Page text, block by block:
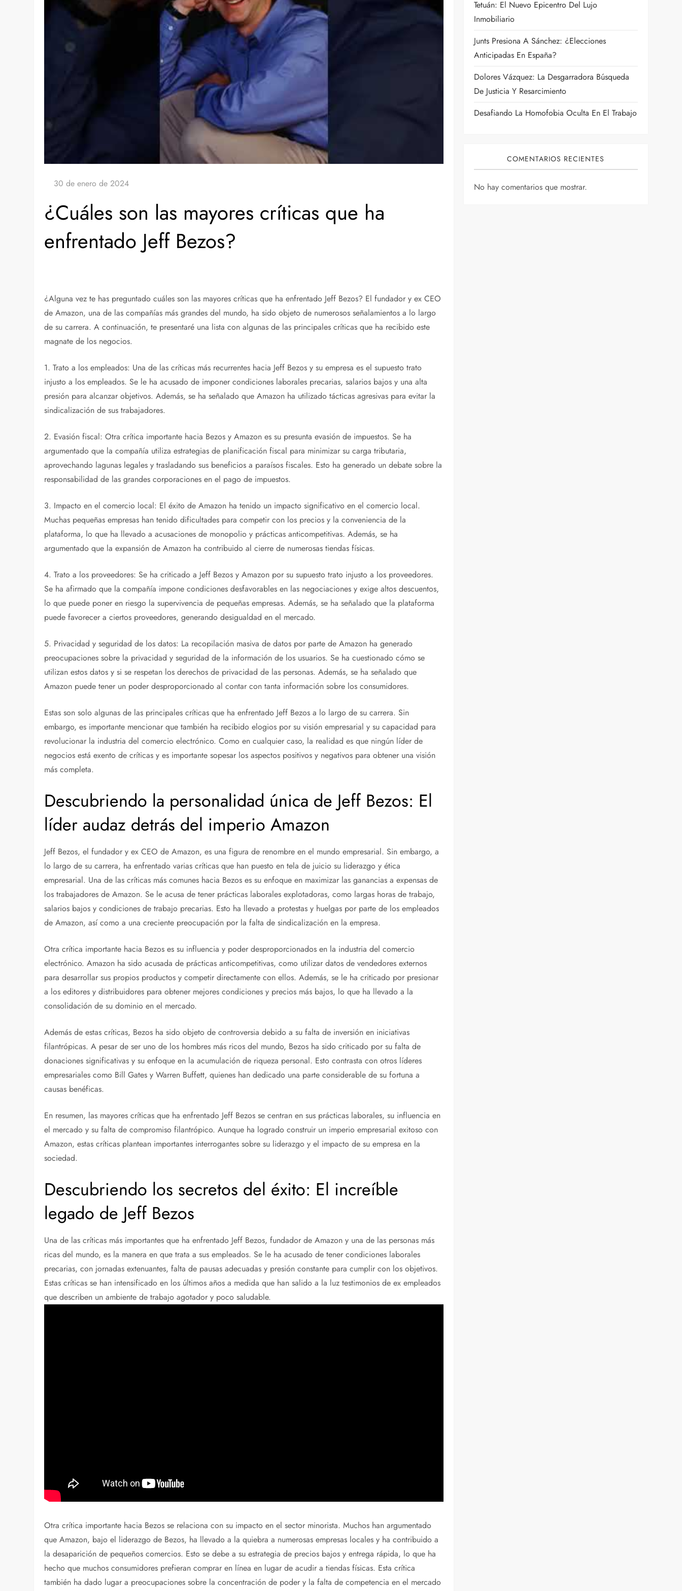
¿Cuáles son las mayores críticas que ha
enfrentado Jeff Bezos?
¿Alguna vez te has preguntado cuáles son las mayores críticas que ha enfrentado Jeff Bezos? El fundador y ex CEO
de Amazon, una de las compañías más grandes del mundo, ha sido objeto de numerosos señalamientos a lo largo
de su carrera. A continuación, te presentaré una lista con algunas de las principales críticas que ha recibido este
magnate de los negocios.
1. Trato a los empleados: Una de las críticas más recurrentes hacia Jeff Bezos y su empresa es el supuesto trato
injusto a los empleados. Se le ha acusado de imponer condiciones laborales precarias, salarios bajos y una alta
presión para alcanzar objetivos. Además, se ha señalado que Amazon ha utilizado tácticas agresivas para evitar la
sindicalización de sus trabajadores.
2. Evasión fiscal: Otra crítica importante hacia Bezos y Amazon es su presunta evasión de impuestos. Se ha
argumentado que la compañía utiliza estrategias de planificación fiscal para minimizar su carga tributaria,
aprovechando lagunas legales y trasladando sus beneficios a paraísos fiscales. Esto ha generado un debate sobre la
responsabilidad de las grandes corporaciones en el pago de impuestos.
3. Impacto en el comercio local: El éxito de Amazon ha tenido un impacto significativo en el comercio local.
Muchas pequeñas empresas han tenido dificultades para competir con los precios y la conveniencia de la
plataforma, lo que ha llevado a acusaciones de monopolio y prácticas anticompetitivas. Además, se ha
argumentado que la expansión de Amazon ha contribuido al cierre de numerosas tiendas físicas.
4. Trato a los proveedores: Se ha criticado a Jeff Bezos y Amazon por su supuesto trato injusto a los proveedores.
Se ha afirmado que la compañía impone condiciones desfavorables en las negociaciones y exige altos descuentos,
lo que puede poner en riesgo la supervivencia de pequeñas empresas. Además, se ha señalado que la plataforma
puede favorecer a ciertos proveedores, generando desigualdad en el mercado.
5. Privacidad y seguridad de los datos: La recopilación masiva de datos por parte de Amazon ha generado
preocupaciones sobre la privacidad y seguridad de la información de los usuarios. Se ha cuestionado cómo se
utilizan estos datos y si se respetan los derechos de privacidad de las personas. Además, se ha señalado que
Amazon puede tener un poder desproporcionado al contar con tanta información sobre los consumidores.
Estas son solo algunas de las principales críticas que ha enfrentado Jeff Bezos a lo largo de su carrera. Sin
embargo, es importante mencionar que también ha recibido elogios por su visión empresarial y su capacidad para
revolucionar la industria del comercio electrónico. Como en cualquier caso, la realidad es que ningún líder de
negocios está exento de críticas y es importante sopesar los aspectos positivos y negativos para obtener una visión
más completa.
Descubriendo la personalidad única de Jeff Bezos: El
líder audaz detrás del imperio Amazon
Jeff Bezos, el fundador y ex CEO de Amazon, es una figura de renombre en el mundo empresarial. Sin embargo, a
lo largo de su carrera, ha enfrentado varias críticas que han puesto en tela de juicio su liderazgo y ética
empresarial. Una de las críticas más comunes hacia Bezos es su enfoque en maximizar las ganancias a expensas de
los trabajadores de Amazon. Se le acusa de tener prácticas laborales explotadoras, como largas horas de trabajo,
salarios bajos y condiciones de trabajo precarias. Esto ha llevado a protestas y huelgas por parte de los empleados
de Amazon, así como a una creciente preocupación por la falta de sindicalización en la empresa.
Otra crítica importante hacia Bezos es su influencia y poder desproporcionados en la industria del comercio
electrónico. Amazon ha sido acusada de prácticas anticompetitivas, como utilizar datos de vendedores externos
para desarrollar sus propios productos y competir directamente con ellos. Además, se le ha criticado por presionar
a los editores y distribuidores para obtener mejores condiciones y precios más bajos, lo que ha llevado a la
consolidación de su dominio en el mercado.
Además de estas críticas, Bezos ha sido objeto de controversia debido a su falta de inversión en iniciativas
filantrópicas. A pesar de ser uno de los hombres más ricos del mundo, Bezos ha sido criticado por su falta de
donaciones significativas y su enfoque en la acumulación de riqueza personal. Esto contrasta con otros líderes
empresariales como Bill Gates y Warren Buffett, quienes han dedicado una parte considerable de su fortuna a
causas benéficas.
En resumen, las mayores críticas que ha enfrentado Jeff Bezos se centran en sus prácticas laborales, su influencia en
el mercado y su falta de compromiso filantrópico. Aunque ha logrado construir un imperio empresarial exitoso con
Amazon, estas críticas plantean importantes interrogantes sobre su liderazgo y el impacto de su empresa en la
sociedad.
Descubriendo los secretos del éxito: El increíble
legado de Jeff Bezos
Una de las críticas más importantes que ha enfrentado Jeff Bezos, fundador de Amazon y una de las personas más
ricas del mundo, es la manera en que trata a sus empleados. Se le ha acusado de tener condiciones laborales
precarias, con jornadas extenuantes, falta de pausas adecuadas y presión constante para cumplir con los objetivos.
Estas críticas se han intensificado en los últimos años a medida que han salido a la luz testimonios de ex empleados
que describen un ambiente de trabajo agotador y poco saludable.
Otra crítica importante hacia Bezos se relaciona con su impacto en el sector minorista. Muchos han argumentado
que Amazon, bajo el liderazgo de Bezos, ha llevado a la quiebra a numerosas empresas locales y ha contribuido a
la desaparición de pequeños comercios. Esto se debe a su estrategia de precios bajos y entrega rápida, lo que ha
hecho que muchos consumidores prefieran comprar en línea en lugar de acudir a tiendas físicas. Esta crítica
también ha dado lugar a preocupaciones sobre la concentración de poder y la falta de competencia en el mercado
Tetuán: El Nuevo Epicentro Del Lujo
Inmobiliario
Junts Presiona A Sánchez: ¿Elecciones
Anticipadas En España?
Dolores Vázquez: La Desgarradora Búsqueda
De Justicia Y Resarcimiento
Desafiando La Homofobia Oculta En El Trabajo
COMENTARIOS RECIENTES
No hay comentarios que mostrar.